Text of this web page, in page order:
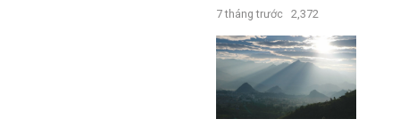
7 tháng trước 2,372